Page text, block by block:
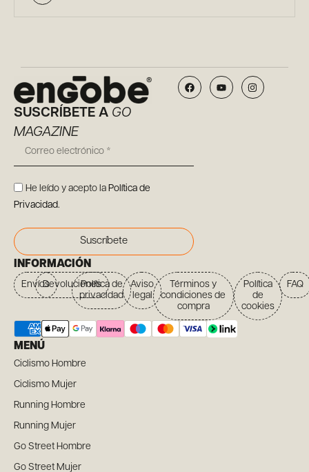
SUSCRÍBETE A GO
MAGAZINE
He leído y acepto la Política de
Privacidad.
Suscríbete
INFORMACIÓN
EnvíosDevolucionesPolítica de
privacidad
Aviso
legal
Términos y
condiciones de
compra
Política
de
cookies
FAQ
MENÚ
Ciclismo Hombre
Ciclismo Mujer
Running Hombre
Running Mujer
Go Street Hombre
Go Street Mujer